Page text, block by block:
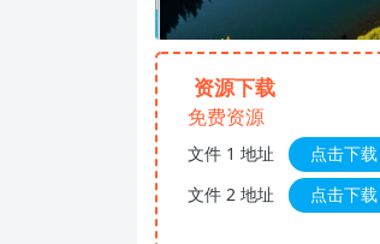
资源下载
免费资源
文件 1 地址
点击下载
文件 2 地址
点击下载